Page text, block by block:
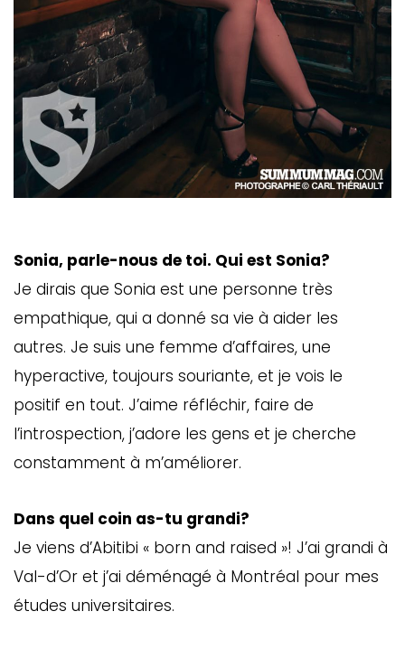
Sonia, parle-nous de toi. Qui est Sonia?
Je dirais que Sonia est une personne très
empathique, qui a donné sa vie à aider les
autres. Je suis une femme d’affaires, une
hyperactive, toujours souriante, et je vois le
positif en tout. J’aime réfléchir, faire de
l’introspection, j’adore les gens et je cherche
constamment à m’améliorer.
Dans quel coin as-tu grandi?
Je viens d’Abitibi « born and raised »! J’ai grandi à
Val-d’Or et j’ai déménagé à Montréal pour mes
études universitaires.